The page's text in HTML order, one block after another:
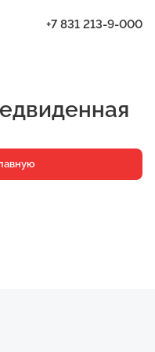
+7 831 213-9-000